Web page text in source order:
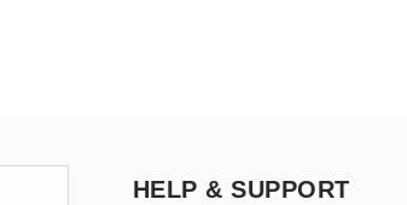
HELP & SUPPORT